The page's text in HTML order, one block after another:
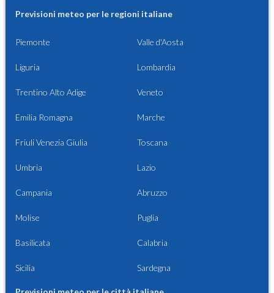
Previsioni meteo per le regioni italiane
Piemonte Valle d'Aosta
Liguria Lombardia
Trentino Alto Adige Veneto
Emilia Romagna Marche
Friuli Venezia Giulia Toscana
Umbria Lazio
Campania Abruzzo
Molise Puglia
Basilicata Calabria
Sicilia Sardegna